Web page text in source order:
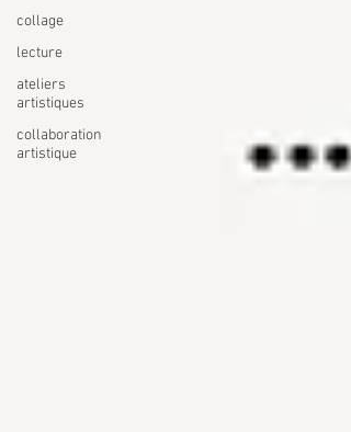
collage
lecture
ateliers
artistiques
collaboration
artistique